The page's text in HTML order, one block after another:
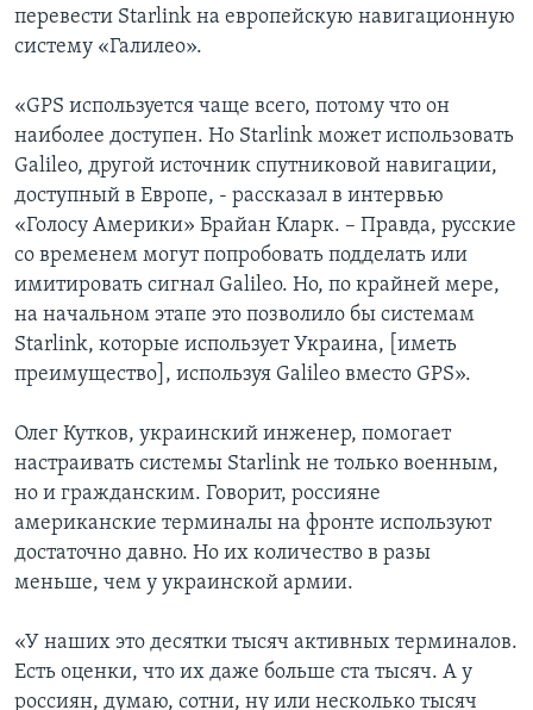
перевести Starlink на европейскую навигационную
систему «Галилео».
«GPS используется чаще всего, потому что он
наиболее доступен. Но Starlink может использовать
Galileo, другой источник спутниковой навигации,
доступный в Европе, - рассказал в интервью
«Голосу Америки» Брайан Кларк. – Правда, русские
со временем могут попробовать подделать или
имитировать сигнал Galileo. Но, по крайней мере,
на начальном этапе это позволило бы системам
Starlink, которые использует Украина, [иметь
преимущество], используя Galileo вместо GPS».
Олег Кутков, украинский инженер, помогает
настраивать системы Starlink не только военным,
но и гражданским. Говорит, россияне
американские терминалы на фронте используют
достаточно давно. Но их количество в разы
меньше, чем у украинской армии.
«У наших это десятки тысяч активных терминалов.
Есть оценки, что их даже больше ста тысяч. А у
россиян, думаю, сотни, ну или несколько тысяч